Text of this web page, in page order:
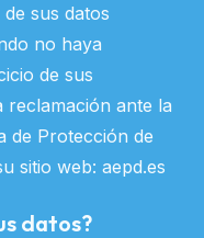
sus datos
no haya
de sus
ante la
de Protección de
sitio web: aepd.es
datos?